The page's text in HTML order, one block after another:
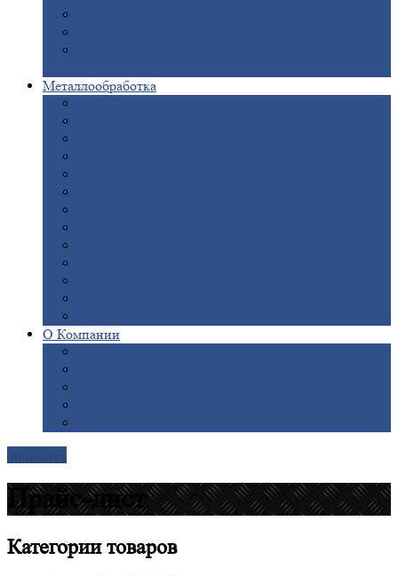
Металлообработка
О Компании
Прайс-лист
Категориитоваров